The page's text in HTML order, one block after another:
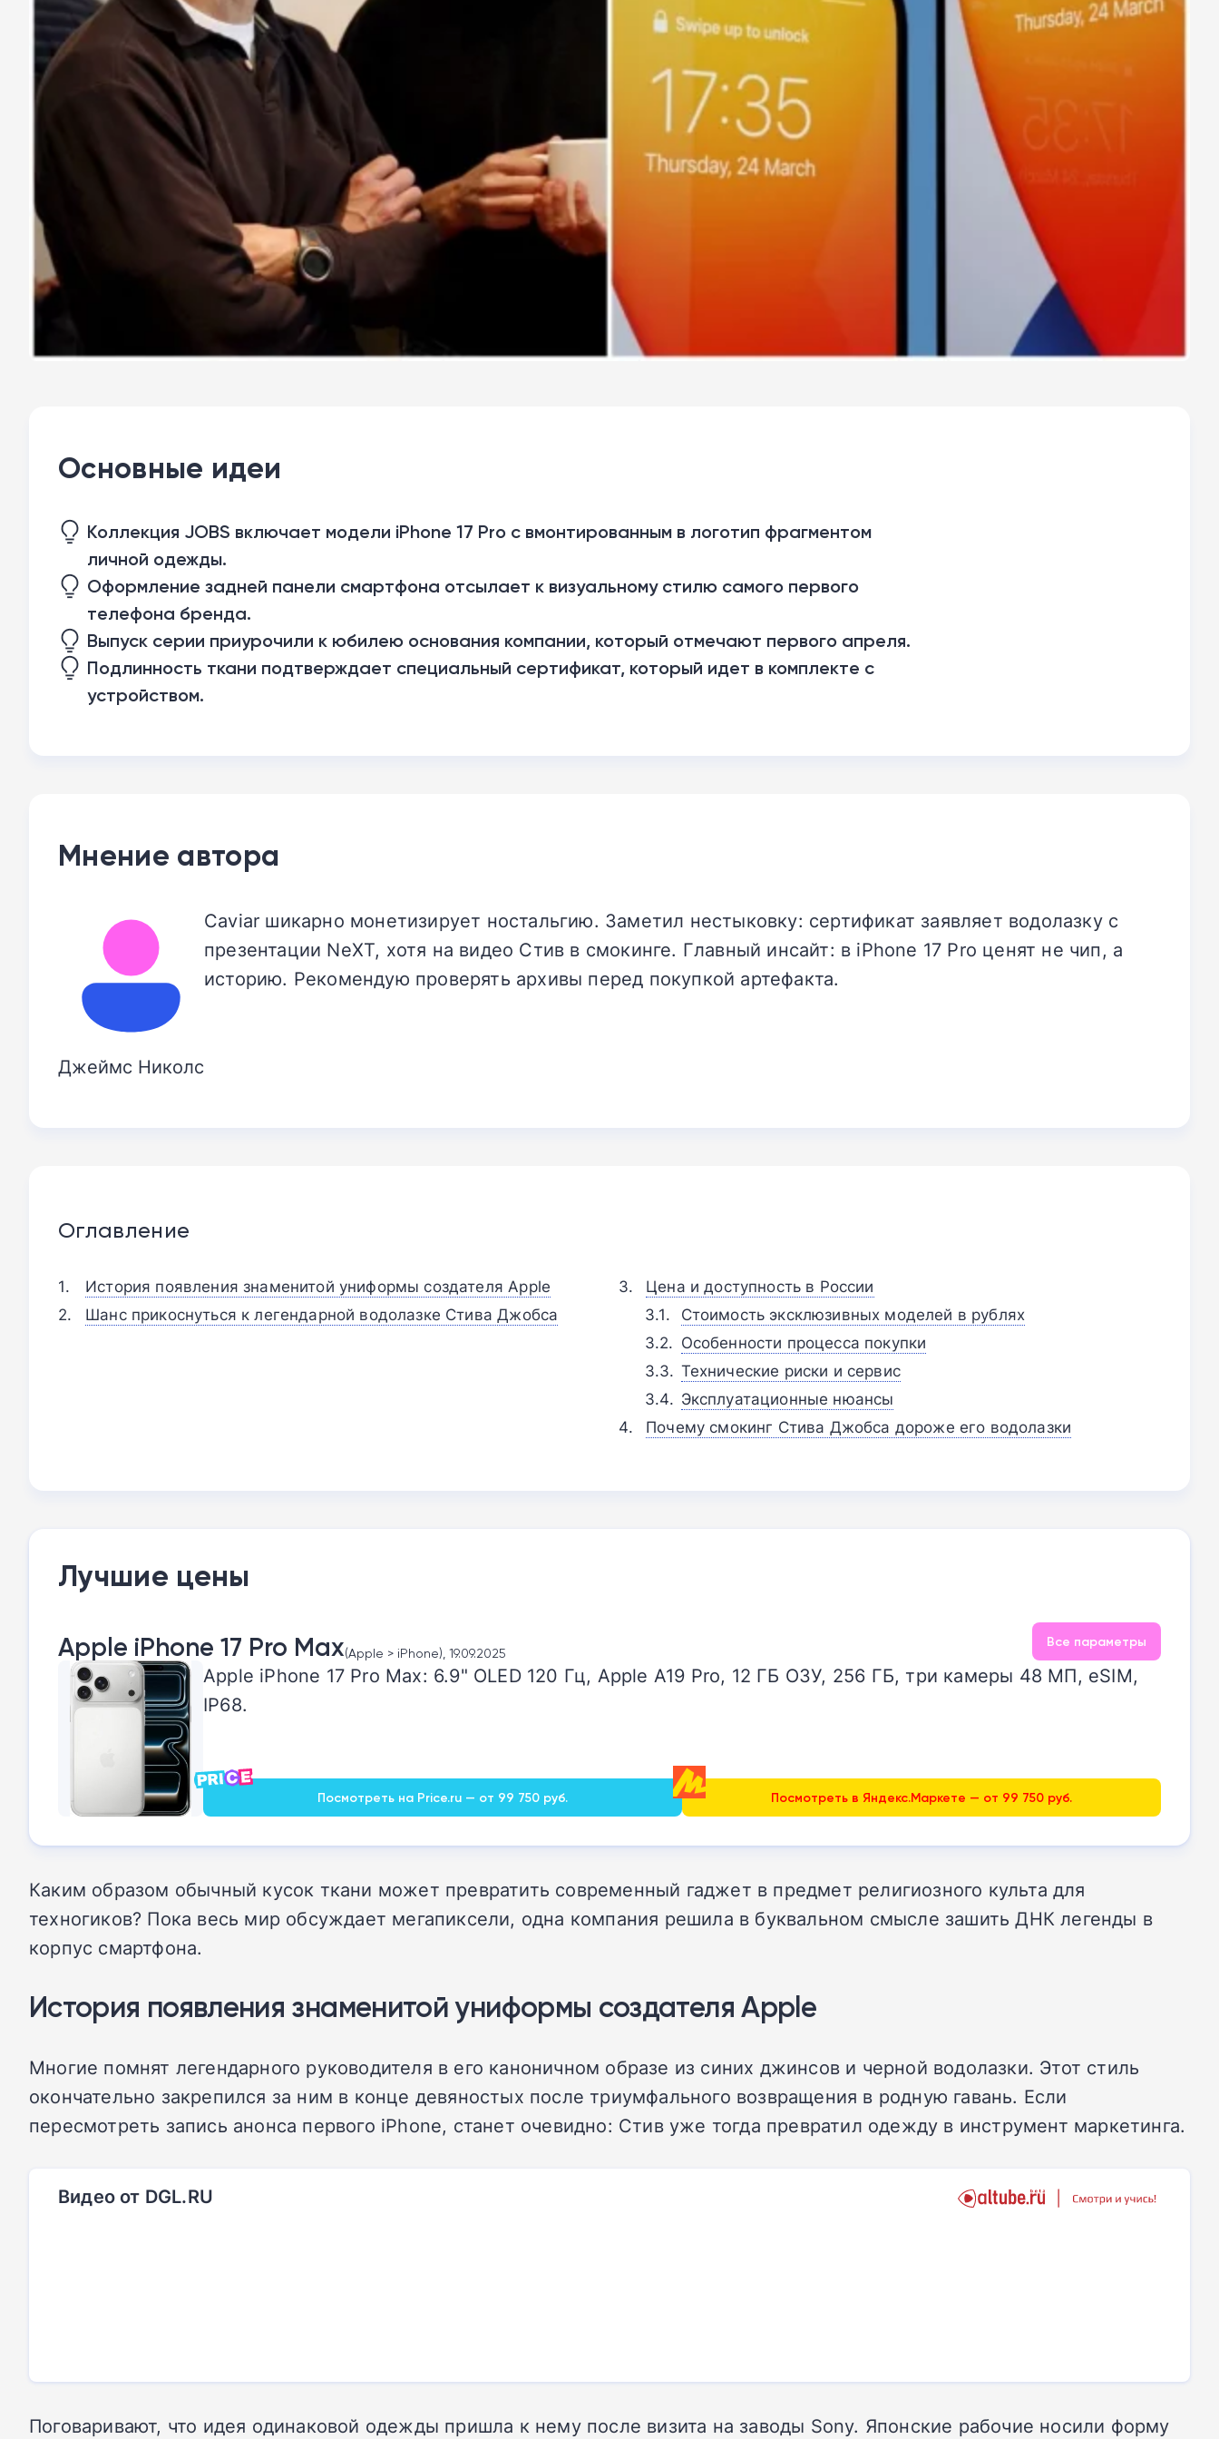
Основные идеи
Коллекция JOBS включает модели iPhone 17 Pro с вмонтированным в логотип фрагментом
личной одежды.
Оформление задней панели смартфона отсылает к визуальному стилю самого первого
телефона бренда.
Выпуск серии приурочили к юбилею основания компании, который отмечают первого апреля.
Подлинность ткани подтверждает специальный сертификат, который идет в комплекте с
устройством.
Мнение автора
Джеймс Николс
Caviar шикарно монетизирует ностальгию. Заметил нестыковку: сертификат заявляет водолазку с
презентации NeXT, хотя на видео Стив в смокинге. Главный инсайт: в iPhone 17 Pro ценят не чип, а
историю. Рекомендую проверять архивы перед покупкой артефакта.
Оглавление
История появления знаменитой униформы создателя Apple
Шанс прикоснуться к легендарной водолазке Стива Джобса
Цена и доступность в России
Стоимость эксклюзивных моделей в рублях
Особенности процесса покупки
Технические риски и сервис
Эксплуатационные нюансы
Почему смокинг Стива Джобса дороже его водолазки
Лучшие цены
Apple iPhone 17 Pro Max(Apple > iPhone), 19.09.2025
Все параметры
Apple iPhone 17 Pro Max: 6.9" OLED 120 Гц, Apple A19 Pro, 12 ГБ ОЗУ, 256 ГБ, три камеры 48 МП, eSIM,
IP68.
Посмотреть на Price.ru — от 99 750 руб. Посмотреть в Яндекс.Маркете — от 99 750 руб.
Каким образом обычный кусок ткани может превратить современный гаджет в предмет религиозного культа для
техногиков? Пока весь мир обсуждает мегапиксели, одна компания решила в буквальном смысле зашить ДНК легенды в
корпус смартфона.
История появления знаменитой униформы создателя Apple
Многие помнят легендарного руководителя в его каноничном образе из синих джинсов и черной водолазки. Этот стиль
окончательно закрепился за ним в конце девяностых после триумфального возвращения в родную гавань. Если
пересмотреть запись анонса первого iPhone, станет очевидно: Стив уже тогда превратил одежду в инструмент маркетинга.
Видео от DGL.RU
Поговаривают, что идея одинаковой одежды пришла к нему после визита на заводы Sony. Японские рабочие носили форму